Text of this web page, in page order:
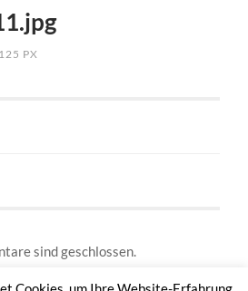
PX
sind geschlossen.